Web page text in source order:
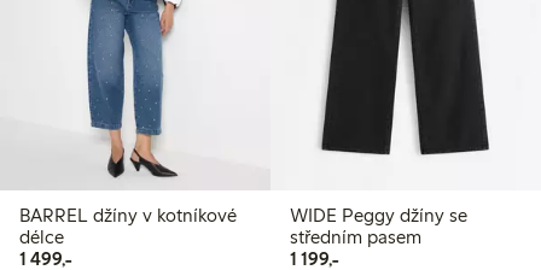
BARREL džíny v kotníkové
délce
1 499,-1 499,00 Kč
WIDE Peggy džíny se
středním pasem
1 199,-1 199,00 Kč